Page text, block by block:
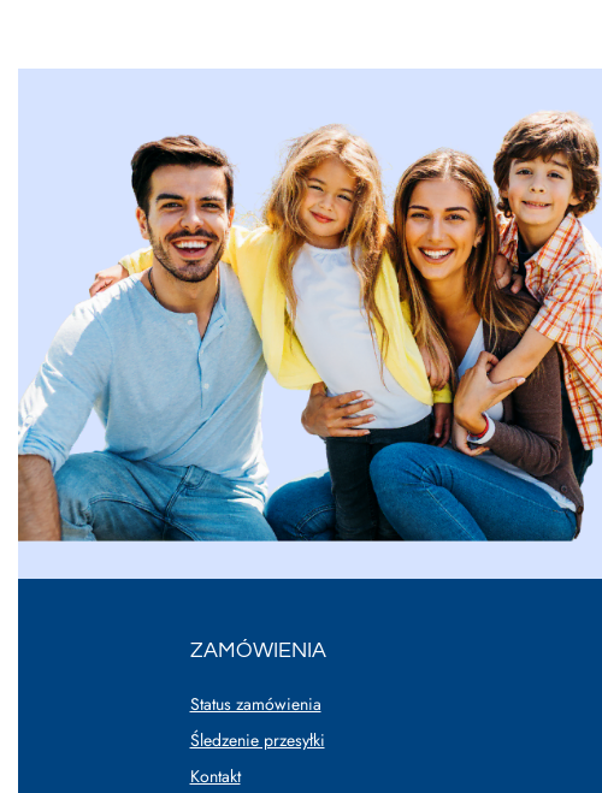
ZAMÓWIENIA
Status zamówienia
Śledzenie przesyłki
Kontakt